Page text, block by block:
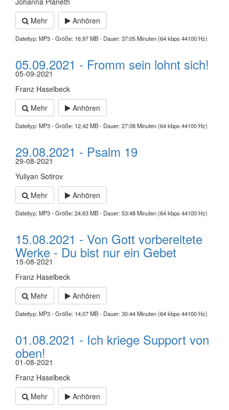
Mehr
Anhören
Dateityp: MP3 - Größe: 16,97 MB - Dauer: 37:05 Minuten (64 kbps 44100 Hz)
05.09.2021 - Fromm sein lohnt sich!
05-09-2021
Franz Haselbeck
Mehr
Anhören
Dateityp: MP3 - Größe: 12,42 MB - Dauer: 27:08 Minuten (64 kbps 44100 Hz)
29.08.2021 - Psalm 19
29-08-2021
Yuliyan Sotirov
Mehr
Anhören
Dateityp: MP3 - Größe: 24,63 MB - Dauer: 53:48 Minuten (64 kbps 44100 Hz)
15.08.2021 - Von Gott vorbereitete
Werke - Du bist nur ein Gebet
15-08-2021
Franz Haselbeck
Mehr
Anhören
Dateityp: MP3 - Größe: 14,07 MB - Dauer: 30:44 Minuten (64 kbps 44100 Hz)
01.08.2021 - Ich kriege Support von
oben!
01-08-2021
Franz Haselbeck
Mehr
Anhören